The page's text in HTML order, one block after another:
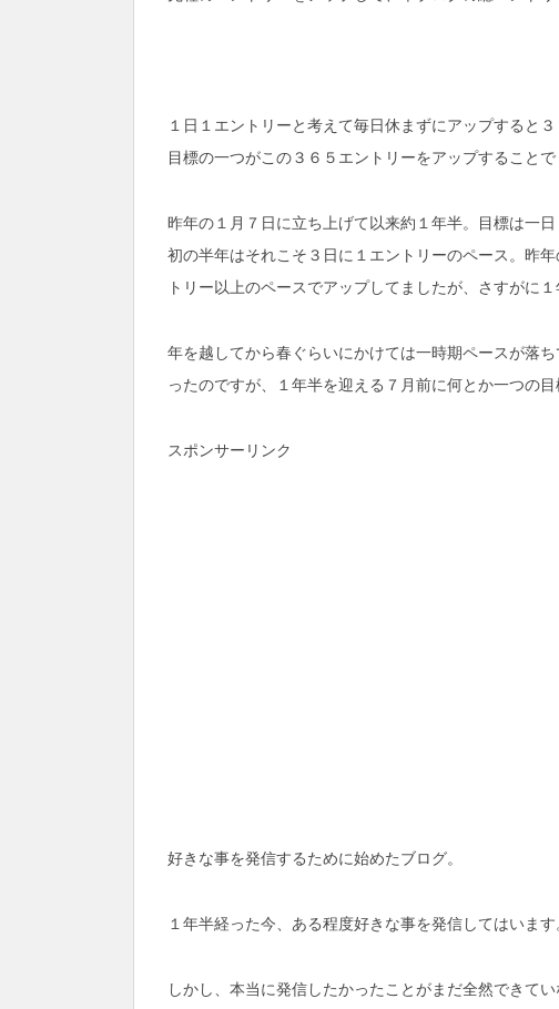
１日１エントリーと考えて毎日休まずにアップすると
目標の一つがこの３６５エントリーをアップすることで
昨年の１月７日に立ち上げて以来約１年半。目標は一
初の半年はそれこそ３日に１エントリーのペース。昨
トリー以上のペースでアップしてましたが、さすがに１
年を越してから春ぐらいにかけては一時期ペースが落
ったのですが、１年半を迎える７月前に何とか一つの目
スポンサーリンク
好きな事を発信するために始めたブログ。
１年半経った今、ある程度好きな事を発信してはいます
しかし、本当に発信したかったことがまだ全然できて